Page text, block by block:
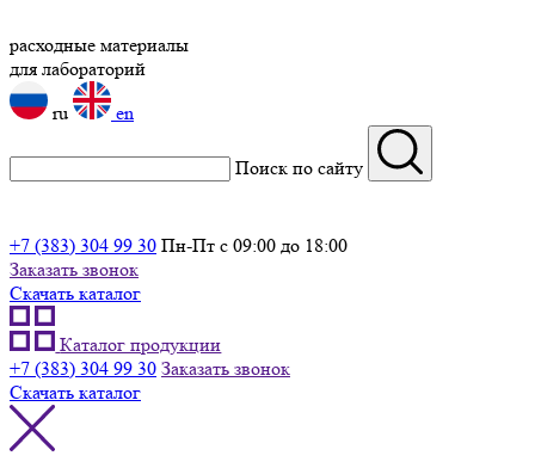
расходные материалы
для лабораторий
ru
en
Поиск по сайту
+7 (383) 304 99 30 Пн-Пт с 09:00 до 18:00
Заказать звонок
Скачать каталог
Каталог продукции
+7 (383) 304 99 30 Заказать звонок
Скачать каталог